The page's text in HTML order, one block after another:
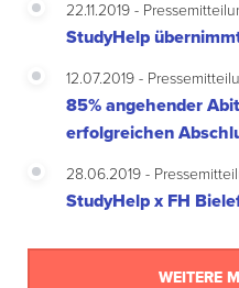
22.11.2019 -
StudyHelp
12.07.2019 -
85% angehender
erfolgreichen
28.06.2019 -
StudyHelp x FH
WEITERE